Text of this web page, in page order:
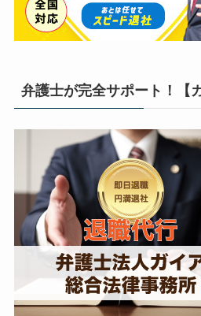
弁護士が完全サポート！【